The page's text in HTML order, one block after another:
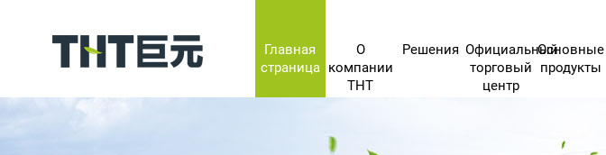
Главная
страница
О
компании
THT
Решения Официальный
торговый
центр
Основные
продукты